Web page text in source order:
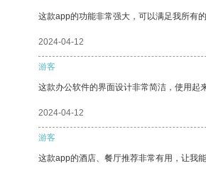
这款app的功能非常强大，可以满足我所有
2024-04-12
游客
这款办公软件的界面设计非常简洁，使用起
2024-04-12
游客
这款app的酒店、餐厅推荐非常有用，让我